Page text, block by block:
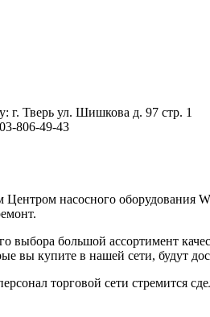
г. Тверь ул. Шишкова д. 97 стр. 1
806-49-43
насосного
выбора большой ассортимент
вы купите в нашей сети, будут
торговой сети стремится